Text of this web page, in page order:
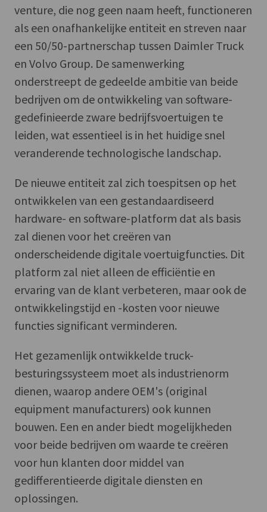
venture, die nog geen naam heeft, functioneren
als een onafhankelijke entiteit en streven naar
een 50/50-partnerschap tussen Daimler Truck
en Volvo Group. De samenwerking
onderstreept de gedeelde ambitie van beide
bedrijven om de ontwikkeling van software-
gedefinieerde zware bedrijfsvoertuigen te
leiden, wat essentieel is in het huidige snel
veranderende technologische landschap.
De nieuwe entiteit zal zich toespitsen op het
ontwikkelen van een gestandaardiseerd
hardware- en software-platform dat als basis
zal dienen voor het creëren van
onderscheidende digitale voertuigfuncties. Dit
platform zal niet alleen de efficiëntie en
ervaring van de klant verbeteren, maar ook de
ontwikkelingstijd en -kosten voor nieuwe
functies significant verminderen.
Het gezamenlijk ontwikkelde truck-
besturingssysteem moet als industrienorm
dienen, waarop andere OEM's (original
equipment manufacturers) ook kunnen
bouwen. Een en ander biedt mogelijkheden
voor beide bedrijven om waarde te creëren
voor hun klanten door middel van
gedifferentieerde digitale diensten en
oplossingen.